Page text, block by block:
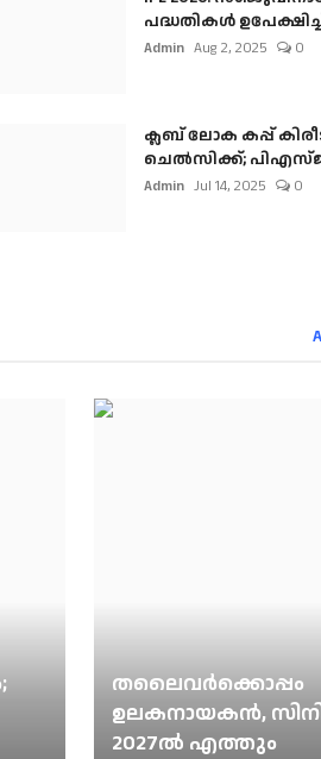
പദ്ധതികൾ
Admin Aug 2, 2025 0
ക്ലബ് ലോക കപ്പ്
ചെല്‍സിക്ക്;
Admin Jul 14, 2025 0
തലൈവര്‍ക്കൊപ്പം
ഉലകനായകന്‍,
2027ല്‍ എത്തും